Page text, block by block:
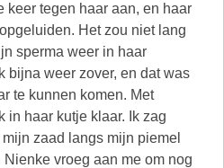
keer tegen haar aan, en haar
Het zou niet lang
sperma weer in haar
bijna weer zover, en dat was
te kunnen komen. Met
in haar kutje klaar. Ik zag
zaad langs mijn piemel
vroeg aan me om nog